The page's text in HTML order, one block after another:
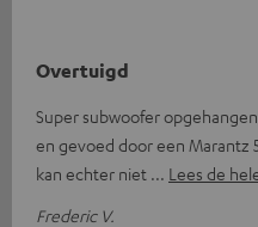
Overtuigd
Super subwoofer
en gevoed door een Marantz
kan echter niet
Lees de
Frederic V.